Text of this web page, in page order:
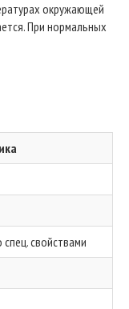
окружающей
При нормальных
свойствами